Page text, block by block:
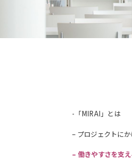
-「MIRAI」とは
– プロジェクトに
– 働きやすさを支